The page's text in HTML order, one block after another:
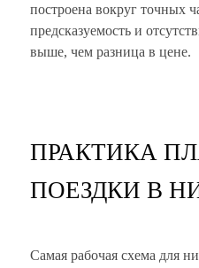
построена вокруг точных
предсказуемость и
выше, чем разница в цене.
ПРАКТИКА
ПОЕЗДКИ В
Самая рабочая схема для